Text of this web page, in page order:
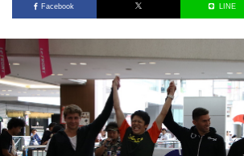
Facebook LINE